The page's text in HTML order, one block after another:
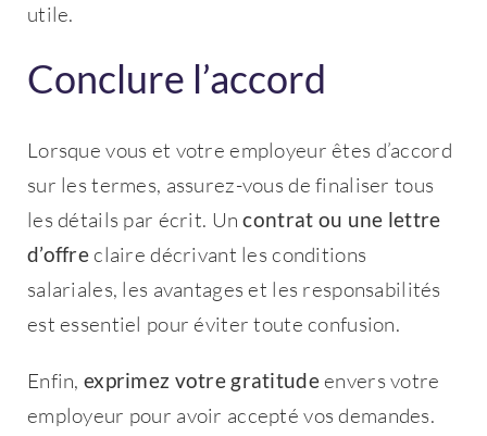
utile.
Conclure l’accord
Lorsque vous et votre employeur êtes d’accord
sur les termes, assurez-vous de finaliser tous
les détails par écrit. Uncontrat ou une lettre
d’offreclaire décrivant les conditions
salariales, les avantages et les responsabilités
est essentiel pour éviter toute confusion.
Enfin, exprimez votre gratitudeenvers votre
employeur pour avoir accepté vos demandes.